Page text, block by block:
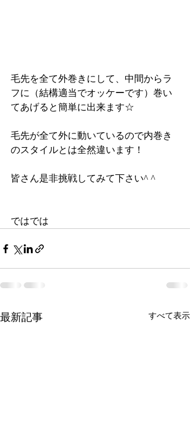
毛先を全て外巻きにして、中間からラ
フに（結構適当でオッケーです）巻い
てあげると簡単に出来ます☆
毛先が全て外に動いているので内巻き
のスタイルとは全然違います！
皆さん是非挑戦してみて下さい^ ^
ではでは
最新記事 すべて表示